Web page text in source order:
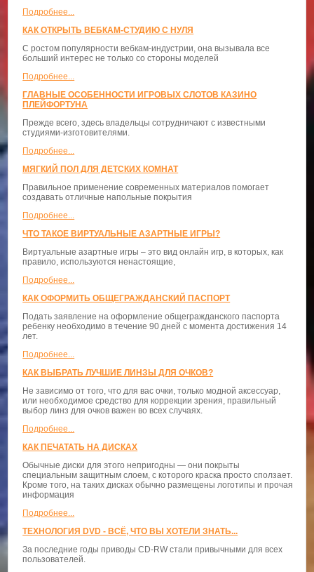
Подробнее...
КАК ОТКРЫТЬ ВЕБКАМ-СТУДИЮ С НУЛЯ
С ростом популярности вебкам-индустрии, она вызывала все
больший интерес не только со стороны моделей
Подробнее...
ГЛАВНЫЕ ОСОБЕННОСТИ ИГРОВЫХ СЛОТОВ КАЗИНО
ПЛЕЙФОРТУНА
Прежде всего, здесь владельцы сотрудничают с известными
студиями-изготовителями.
Подробнее...
МЯГКИЙ ПОЛ ДЛЯ ДЕТСКИХ КОМНАТ
Правильное применение современных материалов помогает
создавать отличные напольные покрытия
Подробнее...
ЧТО ТАКОЕ ВИРТУАЛЬНЫЕ АЗАРТНЫЕ ИГРЫ?
Виртуальные азартные игры – это вид онлайн игр, в которых, как
правило, используются ненастоящие,
Подробнее...
КАК ОФОРМИТЬ ОБЩЕГРАЖДАНСКИЙ ПАСПОРТ
Подать заявление на оформление общегражданского паспорта
ребенку необходимо в течение 90 дней с момента достижения 14
лет.
Подробнее...
КАК ВЫБРАТЬ ЛУЧШИЕ ЛИНЗЫ ДЛЯ ОЧКОВ?
Не зависимо от того, что для вас очки, только модной аксессуар,
или необходимое средство для коррекции зрения, правильный
выбор линз для очков важен во всех случаях.
Подробнее...
КАК ПЕЧАТАТЬ НА ДИСКАХ
Обычные диски для этого непригодны — они покрыты
специальным защитным слоем, с которого краска просто сползает.
Кроме того, на таких дисках обычно размещены логотипы и прочая
информация
Подробнее...
ТЕХНОЛОГИЯ DVD - ВСЁ, ЧТО ВЫ ХОТЕЛИ ЗНАТЬ...
За последние годы приводы CD-RW стали привычными для всех
пользователей.